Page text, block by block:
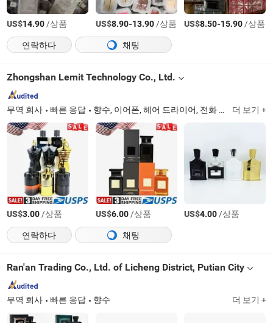
US$14.90/상품 US$8.90-13.90/상품 US$8.50-15.90/상품
연락하다
채팅
Zhongshan Lemit Technology Co., Ltd.
무역 회사 빠른 응답 향수, 이어폰, 헤어 드라이어, 전화 액세서리 더 보기 +
US$3.00/상품 US$6.00/상품 US$4.00/상품
연락하다
채팅
Ran'an Trading Co., Ltd. of Licheng District, Putian City
무역 회사 빠른 응답 향수 더 보기 +